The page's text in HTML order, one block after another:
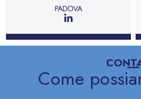
PADOVA
Come